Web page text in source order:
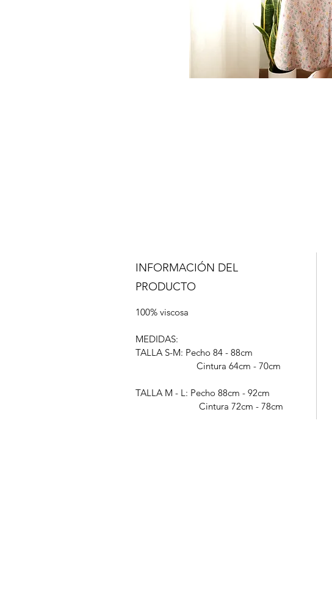
INFORMACIÓN DEL
PRODUCTO
100% viscosa
MEDIDAS:
TALLA S-M: Pecho 84 - 88cm
Cintura 64cm - 70cm
TALLA M - L: Pecho 88cm - 92cm
Cintura 72cm - 78cm